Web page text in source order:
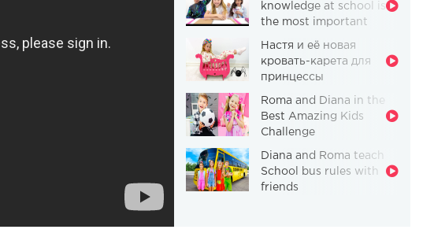
knowledge at school is
the most important
Настя и её новая
кровать-карета для
принцессы
Roma and Diana in the
Best Amazing Kids
Challenge
Diana and Roma teach
School bus rules with
friends